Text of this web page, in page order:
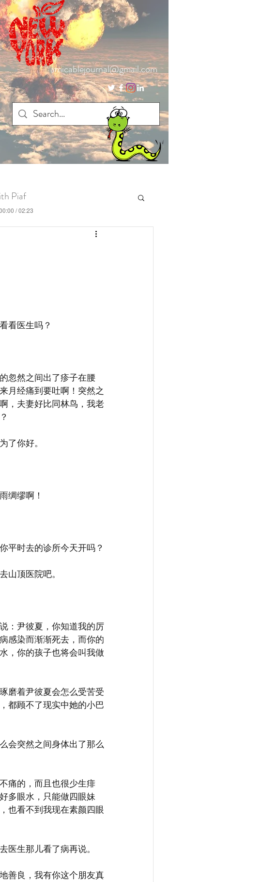
amicablejournal@gmail.com
看医生吗？
忽然之间出了疹子在腰
月经痛到要吐啊！突然之
，夫妻好比同林鸟，我老
了你好。
绸缪啊！
平时去的诊所今天开吗？
山顶医院吧。
：尹彼夏，你知道我的厉
感染而渐渐死去，而你的
，你的孩子也将会叫我做
磨着尹彼夏会怎么受苦受
都顾不了现实中她的小巴
会突然之间身体出了那么
痛的，而且也很少生痱
多眼水，只能做四眼妹
也看不到我现在素颜四眼
生那儿看了病再说。
善良，我有你这个朋友真
Piaf
/ 02:23